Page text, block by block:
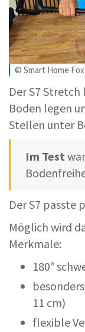
© Smart Home Fox
Der S7
Boden legen
Stellen unter
Im Test
Der S7 passte
Möglich wird
Merkmale:
180°
11 cm)
flexible